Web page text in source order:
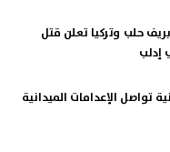
حلب وتركيا تعلن قتل
إدلب
تواصل الإعدامات الميدانية